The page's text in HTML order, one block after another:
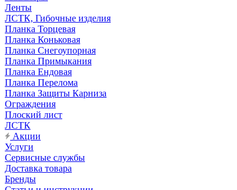
Ленты
ЛСТК, Гибочные изделия
Планка Торцевая
Планка Коньковая
Планка Снегоупорная
Планка Примыкания
Планка Ендовая
Планка Перелома
Планка Защиты Карниза
Ограждения
Плоский лист
ЛСТК
Акции
Услуги
Сервисные службы
Доставка товара
Бренды